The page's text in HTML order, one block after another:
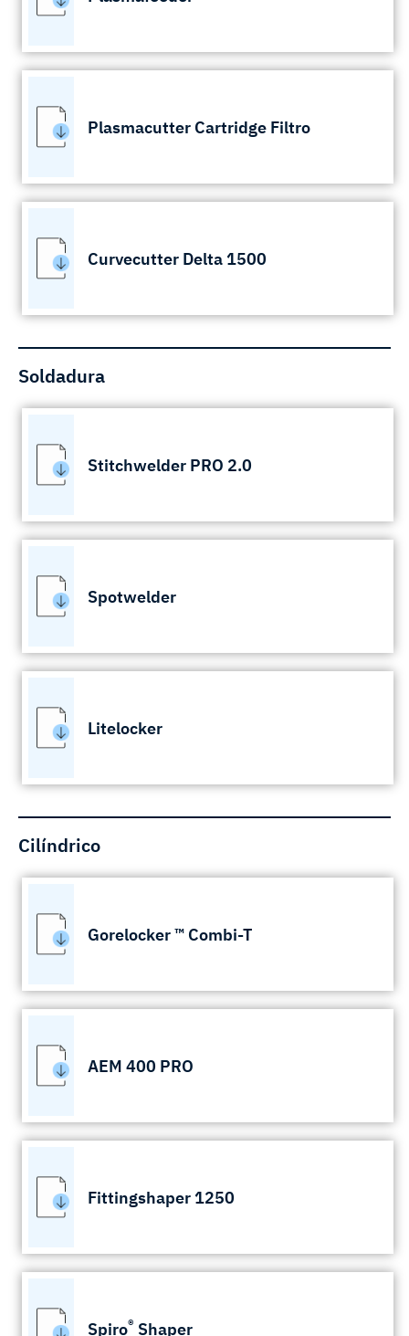
Plasmacutter Cartridge Filtro
Curvecutter Delta 1500
Soldadura
Stitchwelder PRO 2.0
Spotwelder
Litelocker
Cilíndrico
Gorelocker ™ Combi-T
AEM 400 PRO
Fittingshaper 1250
Spiro® Shaper